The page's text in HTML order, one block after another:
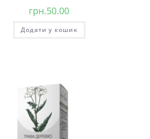
грн.50.00
Додати у кошик